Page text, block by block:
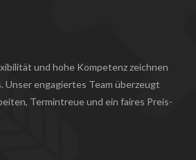
und hohe Kompetenz zeichnen
Unser engagiertes Team überzeugt
Termintreue und ein faires Preis-